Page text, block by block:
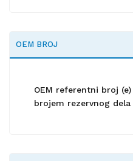
OEM BROJ
OEM referentni broj
brojem rezervnog dela